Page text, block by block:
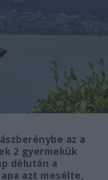
az a
2 gyermekük
délután a
azt mesélte,